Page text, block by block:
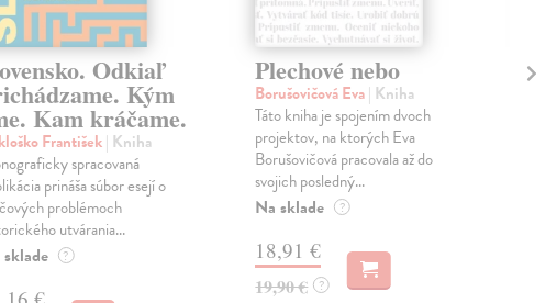
Odkiaľ
Kým
Kam kráčame.
František| Kniha
spracovaná
prináša súbor esejí o
problémoch
utvárania...
?
Plechové nebo
Borušovičová Eva| Kniha
Táto kniha je spojením dvoch
projektov, na ktorých Eva
Borušovičová pracovala až do
svojich posledný...
Na sklade ?
18,91 €
19,90 € ?